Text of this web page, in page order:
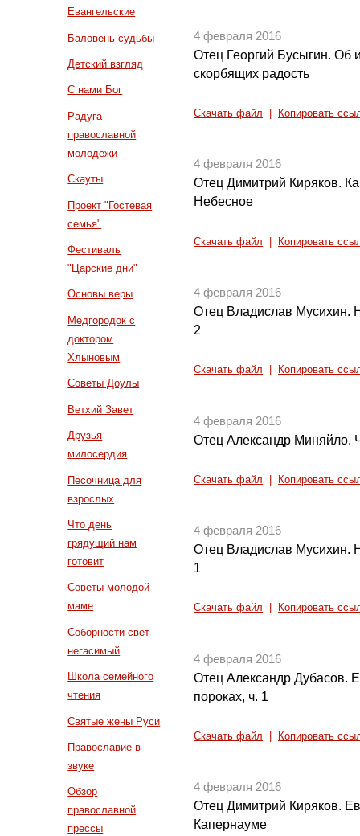
Евангельские
Баловень судьбы
Детский взгляд
С нами Бог
Радуга
православной
молодежи
Скауты
Проект "Гостевая
семья"
Фестиваль
"Царские дни"
Основы веры
Медгородок с
доктором
Хлыновым
Советы Доулы
Ветхий Завет
Друзья
милосердия
Песочница для
взрослых
Что день
грядущий нам
готовит
Советы молодой
маме
Соборности свет
негасимый
Школа семейного
чтения
Святые жены Руси
Православие в
звуке
Обзор
православной
прессы
4 февраля 2016
Отец Георгий Бусыгин. Об
скорбящих радость
Скачать файл Копировать
4 февраля 2016
Отец Димитрий Киряков.
Небесное
Скачать файл Копировать
4 февраля 2016
Отец Владислав Мусихин.
2
Скачать файл Копировать
4 февраля 2016
Отец Александр Миняйло.
Скачать файл Копировать
4 февраля 2016
Отец Владислав Мусихин.
1
Скачать файл Копировать
4 февраля 2016
Отец Александр Дубасов.
пороках, ч. 1
Скачать файл Копировать
4 февраля 2016
Отец Димитрий Киряков.
Капернауме